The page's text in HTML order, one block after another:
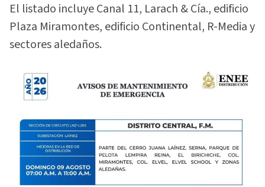
El listado incluye Canal 11, Larach & Cía., edificio
Plaza Miramontes, edificio Continental, R-Media y
sectores aledaños.